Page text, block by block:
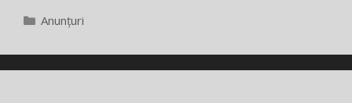
Categorii
Anunțuri